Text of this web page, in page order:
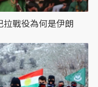
戰役為何是伊朗